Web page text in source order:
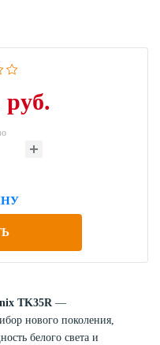
руб.
TK35R—
нового поколения,
белого света и